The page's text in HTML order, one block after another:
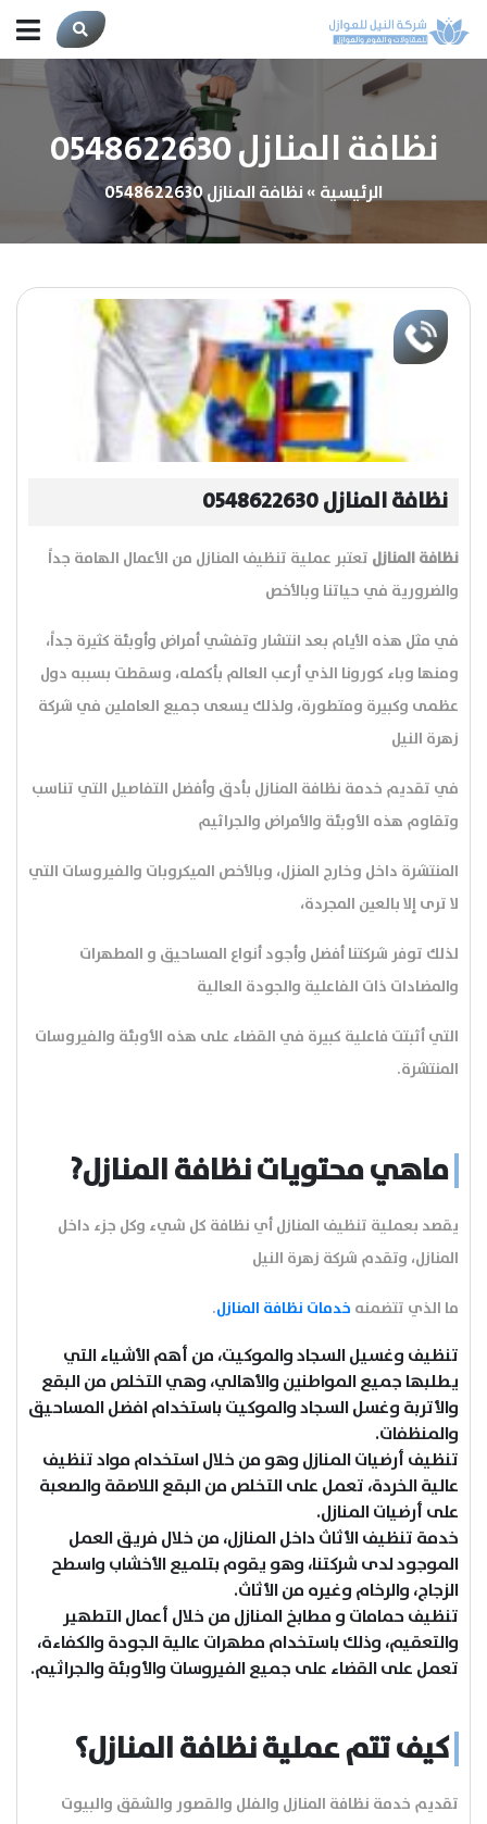
نظافة المنازل 0548622630
الرئيسية»نظافة المنازل 0548622630
نظافة المنازل 0548622630
نظافة المنازل تعتبر عملية تنظيف المنازل من الأعمال الهامة جداً
والضرورية في حياتنا وبالأخص
في مثل هذه الأيام بعد انتشار وتفشي أمراض وأوبئة كثيرة جداً،
ومنها وباء كورونا الذي أرعب العالم بأكمله، وسقطت بسببه دول
عظمى وكبيرة ومتطورة، ولذلك يسعى جميع العاملين في شركة
زهرة النيل
في تقديم خدمة نظافة المنازل بأدق وأفضل التفاصيل التي تناسب
وتقاوم هذه الأوبئة والأمراض والجراثيم
المنتشرة داخل وخارج المنزل، وبالأخص الميكروبات والفيروسات التي
لا ترى إلا بالعين المجردة،
لذلك توفر شركتنا أفضل وأجود أنواع المساحيق و المطهرات
والمضادات ذات الفاعلية والجودة العالية
التي أثبتت فاعلية كبيرة في القضاء على هذه الأوبئة والفيروسات
المنتشرة.
ماهي محتويات نظافة المنازل?
يقصد بعملية تنظيف المنازل أي نظافة كل شيء وكل جزء داخل
المنازل، وتقدم شركة زهرة النيل
ما الذي تتضمنه خدمات نظافة المنازل.
تنظيف وغسيل السجاد والموكيت، من أهم الأشياء التي
يطلبها جميع المواطنين والأهالي،وهي التخلص من البقع
والأتربة وغسل السجاد والموكيت باستخدام افضل المساحيق
والمنظفات.
تنظيف أرضيات المنازل وهو من خلال استخدام مواد تنظيف
عالية الخردة، تعمل على التخلص من البقع اللاصقة والصعبة
على أرضيات المنازل.
خدمة تنظيف الأثاث داخل المنازل، من خلال فريق العمل
الموجود لدى شركتنا، وهو يقوم بتلميع الأخشاب واسطح
الزجاج، والرخام وغيره من الأثاث.
تنظيف حمامات و مطابخ المنازل من خلال أعمال التطهير
والتعقيم، وذلك باستخدام مطهرات عالية الجودة والكفاءة،
تعمل على القضاء على جميع الفيروسات والأوبئة والجراثيم.
كيف تتم عملية نظافة المنازل؟
تقديم خدمة نظافة المنازل والفلل والقصور والشقق والبيوت